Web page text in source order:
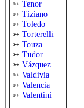
➳ Tenor
➳ Tiziano
➳ Toledo
➳ Torterelli
➳ Touza
➳ Tudor
➳ Vázquez
➳ Valdivia
➳ Valencia
➳ Valentini